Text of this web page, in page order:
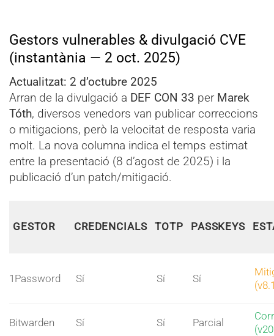
Gestors vulnerables & divulgació CVE
(instantània — 2 oct. 2025)
Actualitzat: 2 d’octubre 2025
Arran de la divulgació a DEF CON 33 per Marek
Tóth, diversos venedors van publicar correccions
o mitigacions, però la velocitat de resposta varia
molt. La nova columna indica el temps estimat
entre la presentació (8 d’agost de 2025) i la
publicació d’un patch/mitigació.
GESTOR CREDENCIALS TOTP PASSKEYS
1Password Sí Sí Sí
Bitwarden Sí Sí Parcial